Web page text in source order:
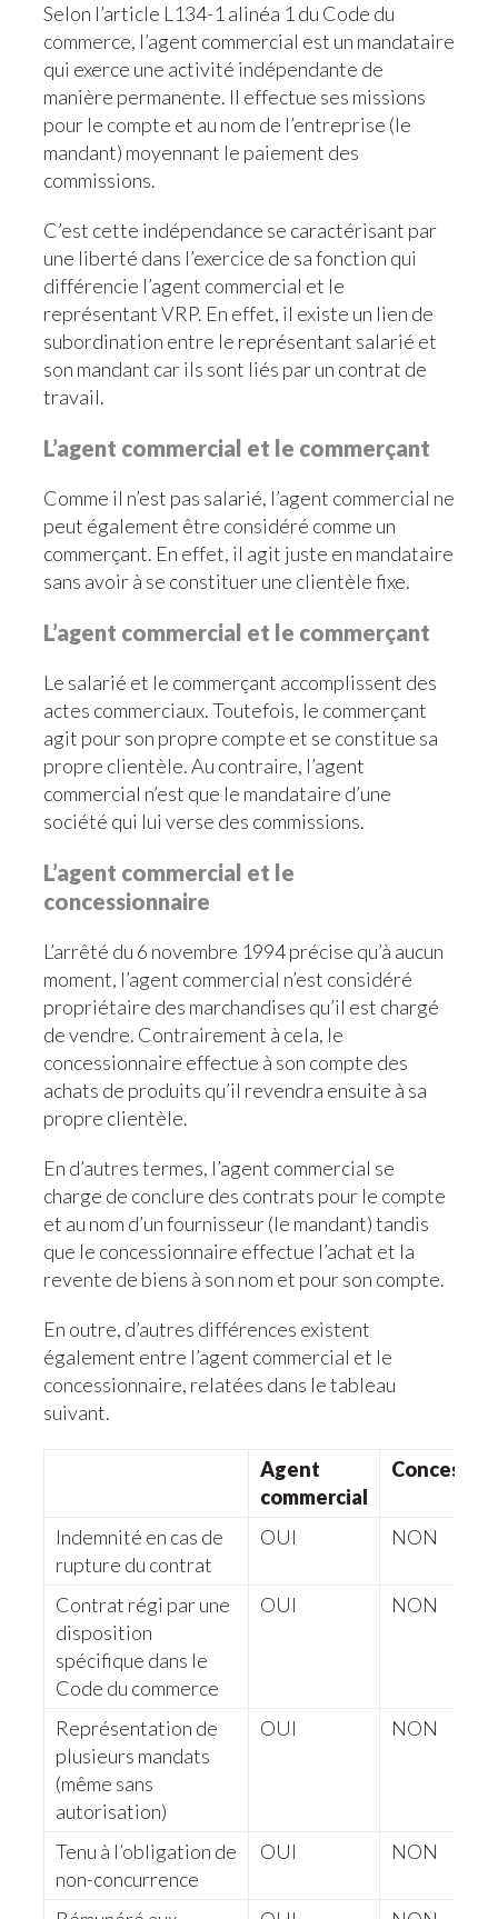
Selon l’article L134-1 alinéa 1 du Code du
commerce, l’agent commercial est un mandataire
qui exerce une activité indépendante de
manière permanente. Il effectue ses missions
pour le compte et au nom de l’entreprise (le
mandant) moyennant le paiement des
commissions.
C’est cette indépendance se caractérisant par
une liberté dans l’exercice de sa fonction qui
différencie l’agent commercial et le
représentant VRP. En effet, il existe un lien de
subordination entre le représentant salarié et
son mandant car ils sont liés par un contrat de
travail.
L’agent commercial et le commerçant
Comme il n’est pas salarié, l’agent commercial ne
peut également être considéré comme un
commerçant. En effet, il agit juste en mandataire
sans avoir à se constituer une clientèle fixe.
L’agent commercial et le commerçant
Le salarié et le commerçant accomplissent des
actes commerciaux. Toutefois, le commerçant
agit pour son propre compte et se constitue sa
propre clientèle. Au contraire, l’agent
commercial n’est que le mandataire d’une
société qui lui verse des commissions.
L’agent commercial et le
concessionnaire
L’arrêté du 6 novembre 1994 précise qu’à aucun
moment, l’agent commercial n’est considéré
propriétaire des marchandises qu’il est chargé
de vendre. Contrairement à cela, le
concessionnaire effectue à son compte des
achats de produits qu’il revendra ensuite à sa
propre clientèle.
En d’autres termes, l’agent commercial se
charge de conclure des contrats pour le compte
et au nom d’un fournisseur (le mandant) tandis
que le concessionnaire effectue l’achat et la
revente de biens à son nom et pour son compte.
En outre, d’autres différences existent
également entre l’agent commercial et le
concessionnaire, relatées dans le tableau
suivant.
Agent
commercial
Indemnité en cas de
rupture du contrat
OUI NON
Contrat régi par une
disposition
spécifique dans le
Code du commerce
OUI NON
Représentation de
plusieurs mandats
(même sans
autorisation)
OUI NON
Tenu à l’obligation de
non-concurrence
OUI NON